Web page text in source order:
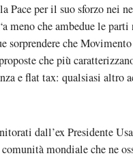
Pace per il suo sforzo nei
meno che ambedue le parti
sorprendere che
che più
e flat tax: qualsiasi altro
dall’ex Presidente
mondiale che ne